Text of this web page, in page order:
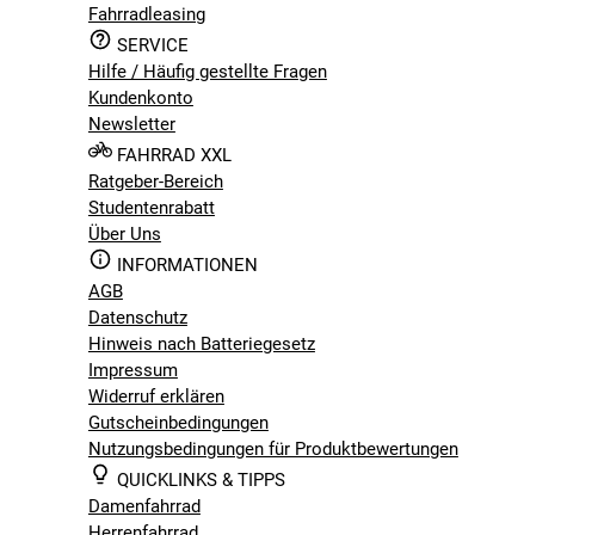
Gänge mit einer sehr großen Übersetzungsbandbreite. Und
mit kompletter Lichtanlage, Schutzblechen und Gepäckträger.
Hause von Haibike. Das Haibike AllMtn sieht dadurch wie aus
Trail.
Fahrradleasing
SERVICE
Hilfe / Häufig gestellte Fragen
Kundenkonto
Newsletter
FAHRRAD XXL
Ratgeber-Bereich
Studentenrabatt
Über Uns
INFORMATIONEN
AGB
Datenschutz
Hinweis nach Batteriegesetz
Impressum
Widerruf erklären
Gutscheinbedingungen
Nutzungsbedingungen für Produktbewertungen
QUICKLINKS & TIPPS
Damenfahrrad